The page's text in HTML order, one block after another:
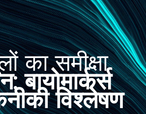
का समीक्षा
बायोमार्कर्स
विश्लेषण